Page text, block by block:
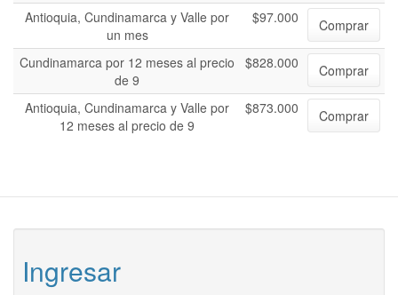
Antioquia, Cundinamarca y Valle por
un mes
$97.000 Comprar
Cundinamarca por 12 meses al precio
de 9
$828.000 Comprar
Antioquia, Cundinamarca y Valle por
12 meses al precio de 9
$873.000 Comprar
Ingresar